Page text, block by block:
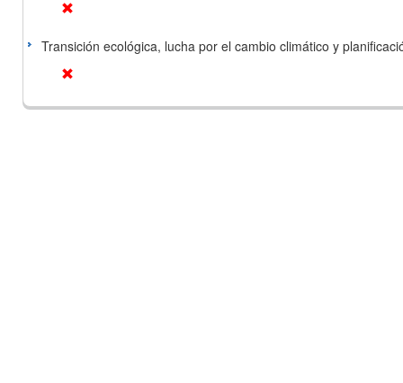
Transición ecológica, lucha por el cambio climático y